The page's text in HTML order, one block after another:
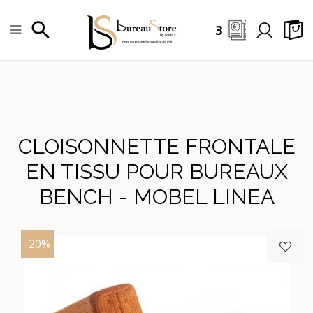
3
CLOISONNETTE FRONTALE
EN TISSU POUR BUREAUX
BENCH - MOBEL LINEA
-20%